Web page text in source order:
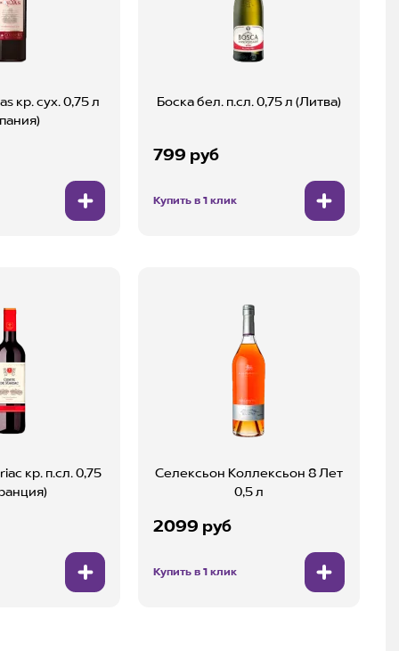
кр. cух. 0,75 л
Боска бел. п.сл. 0,75 л (Литва)
799 руб
Купить в 1 клик
кр. п.сл. 0,75
Селексьон Коллексьон 8 Лет
0,5 л
2099 руб
Купить в 1 клик